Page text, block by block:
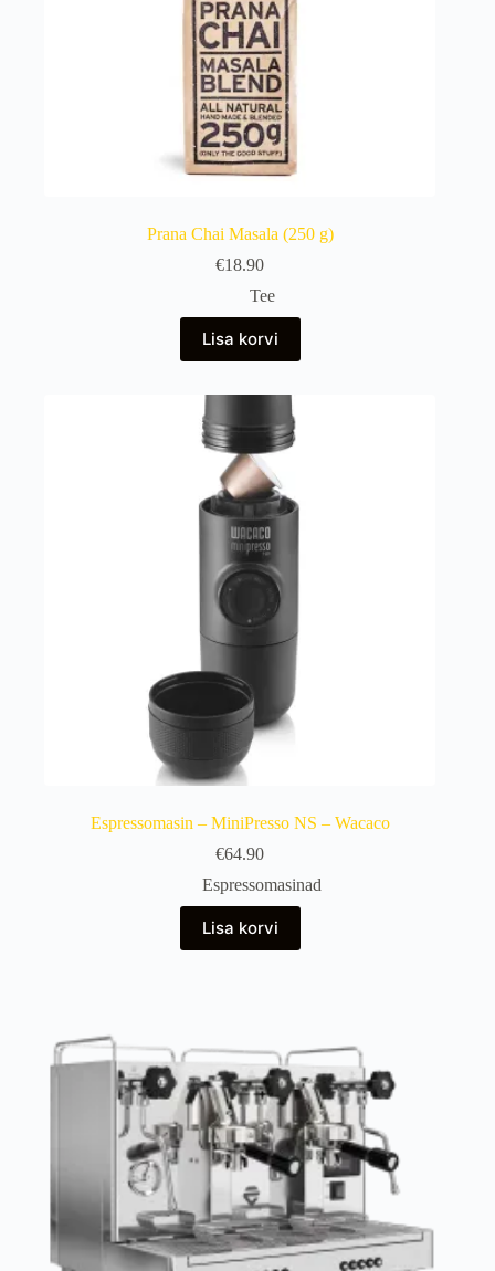
Prana Chai Masala (250 g)
€18.90
Tee
Lisa korvi
Espressomasin – MiniPresso NS – Wacaco
€64.90
Espressomasinad
Lisa korvi